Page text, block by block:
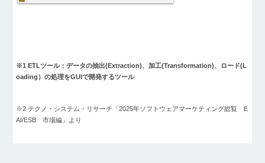
※1 ETLツール：データの抽出(Extraction)、加工(Transformation)、ロード(L
oading）の処理をGUIで開発するツール
※2 テクノ・システム・リサーチ「2025年ソフトウェアマーケティング総覧 E
AI/ESB 市場編」より